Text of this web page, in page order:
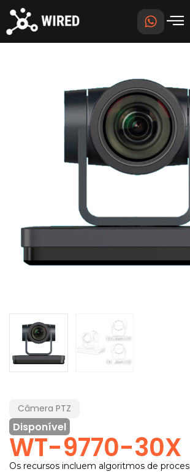
Início/Câmera PTZ
Disponível
WT-9770-30X
Câmera PTZ
Os recursos incluem algoritmos de